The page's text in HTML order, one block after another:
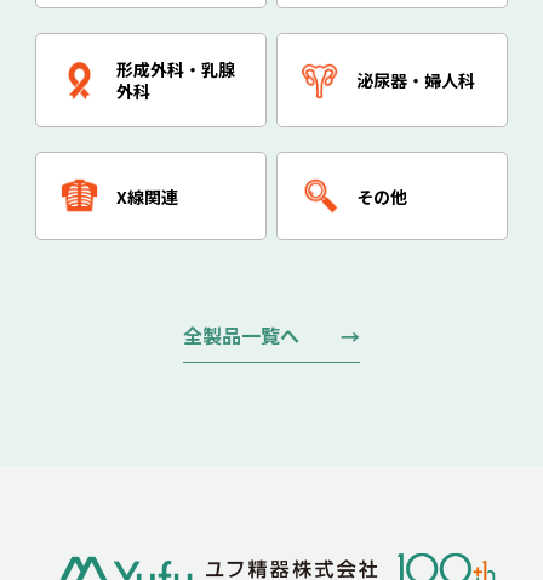
形成外科・乳腺
外科
泌尿器・婦人科
X線関連 その他
全製品一覧へ